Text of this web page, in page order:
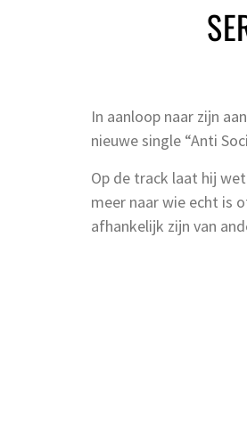
In aanloop naar zijn
nieuwe single “Anti
Op de track laat hij
meer naar wie echt is
afhankelijk zijn van